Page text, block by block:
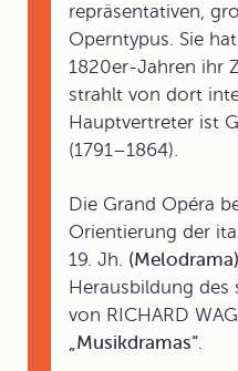
repräsentativen,
Operntypus. Sie
1820er-Jahren ihr
strahlt von dort
Hauptvertreter ist
(1791–1864).
Die Grand Opéra
Orientierung der
19. Jh. (Melodrama)
Herausbildung des
von RICHARD
„Musikdramas“.